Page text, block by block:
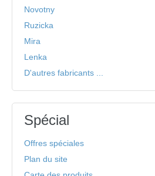
Novotny
Ruzicka
Mira
Lenka
D'autres fabricants ...
Spécial
Offres spéciales
Plan du site